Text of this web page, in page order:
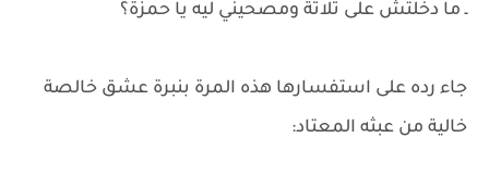
ـ ما دخلتش على تلاتة ومصحيني ليه يا حمزة؟
جاء رده على استفسارها هذه المرة بنبرة عشق خالصة
خالية من عبثه المعتاد: